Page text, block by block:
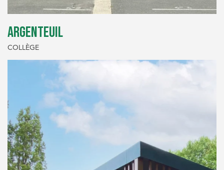
ARGENTEUIL
COLLÈGE